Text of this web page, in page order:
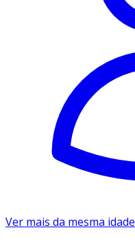
Ver mais da mesma idade